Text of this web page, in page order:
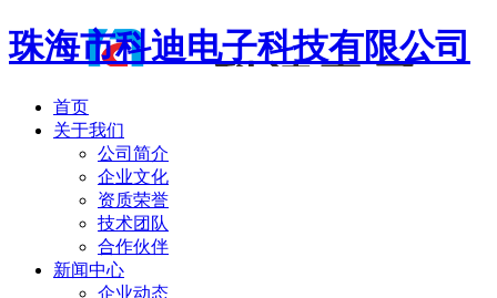
珠海市科迪电子科技有限公司
首页
关于我们
公司简介
企业文化
资质荣誉
技术团队
合作伙伴
新闻中心
企业动态